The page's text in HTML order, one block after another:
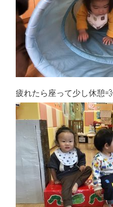
疲れたら座って少し休憩‍💨